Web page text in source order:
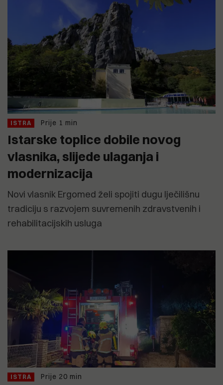
ISTRA Prije 1 min
Istarske toplice dobile novog
vlasnika, slijede ulaganja i
modernizacija
Novi vlasnik Ergomed želi spojiti dugu lječilišnu
tradiciju s razvojem suvremenih zdravstvenih i
rehabilitacijskih usluga
ISTRA Prije 20 min